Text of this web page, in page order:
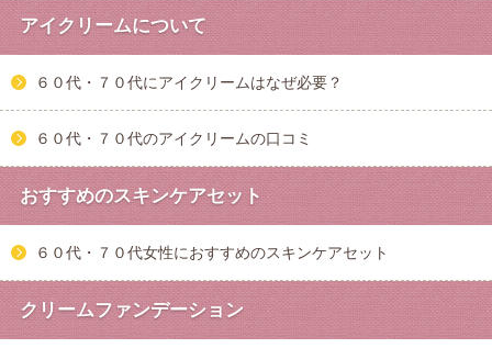
アイクリームについて
６０代・７０代にアイクリームはなぜ必要？
６０代・７０代のアイクリームの口コミ
おすすめのスキンケアセット
６０代・７０代女性におすすめのスキンケアセット
クリームファンデーション